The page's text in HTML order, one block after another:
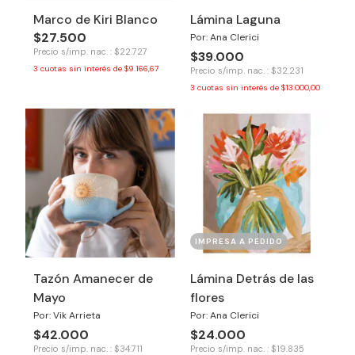
Marco de Kiri Blanco
$27.500
Precio s/imp. nac. : $22.727
3 cuotas sin interés de $9.166,67
Lámina Laguna
Por: Ana Clerici
$39.000
Precio s/imp. nac. : $32.231
3 cuotas sin interés de $13.000,00
Tazón Amanecer de
Mayo
Por: Vik Arrieta
$42.000
Precio s/imp. nac. : $34.711
IMPRESA A PEDIDO
Lámina Detrás de las
flores
Por: Ana Clerici
$24.000
Precio s/imp. nac. : $19.835